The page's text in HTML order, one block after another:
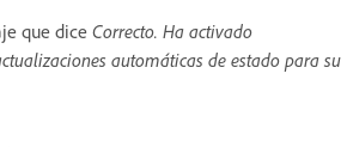
que dice Correcto. Ha activado
automáticas de estado para su